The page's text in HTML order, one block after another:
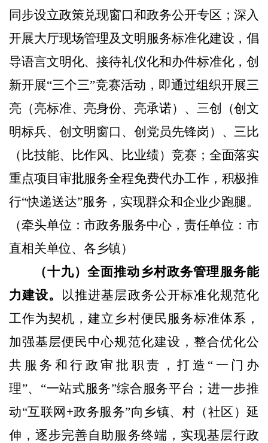
同步设立政策兑现窗口和政务公开专区；深入
开展大厅现场管理及文明服务标准化建设，倡
导语言文明化、接待礼仪化和办件标准化，创
新开展“三个三”竞赛活动，即通过组织开展三
亮（亮标准、亮身份、亮承诺）、三创（创文
明标兵、创文明窗口、创党员先锋岗）、三比
（比技能、比作风、比业绩）竞赛；全面落实
重点项目审批服务全程免费代办工作，积极推
行“快递送达”服务，实现群众和企业少跑腿。
（牵头单位：市政务服务中心，责任单位：市
直相关单位、各乡镇）
（十九）全面推动乡村政务管理服务能
力建设。
以推进基层政务公开标准化规范化
工作为契机，建立乡村便民服务标准体系，
加强基层便民中心规范化建设，整合优化公
共服务和行政审批职责，打造“一门办
理”、“一站式服务”综合服务平台；进一步推
动“互联网 +政务服务”向乡镇、村（社区）延
伸，逐步完善自助服务终端，实现基层行政